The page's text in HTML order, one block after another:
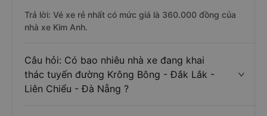
Trả lời: Vé xe rẻ nhất có mức giá là 360.000 đồng của
nhà xe Kim Anh.
Câu hỏi: Có bao nhiêu nhà xe đang khai
thác tuyến đường Krông Bông - Đắk Lắk -
Liên Chiểu - Đà Nẵng ?